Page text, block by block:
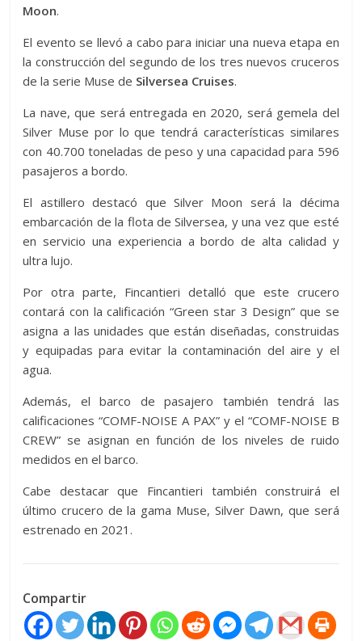
Moon.
El evento se llevó a cabo para iniciar una nueva etapa en
la construcción del segundo de los tres nuevos cruceros
de la serie Muse de Silversea Cruises.
La nave, que será entregada en 2020, será gemela del
Silver Muse por lo que tendrá características similares
con 40.700 toneladas de peso y una capacidad para 596
pasajeros a bordo.
El astillero destacó que Silver Moon será la décima
embarcación de la flota de Silversea, y una vez que esté
en servicio una experiencia a bordo de alta calidad y
ultra lujo.
Por otra parte, Fincantieri detalló que este crucero
contará con la calificación “Green star 3 Design” que se
asigna a las unidades que están diseñadas, construidas
y equipadas para evitar la contaminación del aire y el
agua.
Además, el barco de pasajero también tendrá las
calificaciones “COMF-NOISE A PAX” y el “COMF-NOISE B
CREW” se asignan en función de los niveles de ruido
medidos en el barco.
Cabe destacar que Fincantieri también construirá el
último crucero de la gama Muse, Silver Dawn, que será
estrenado en 2021.
Compartir